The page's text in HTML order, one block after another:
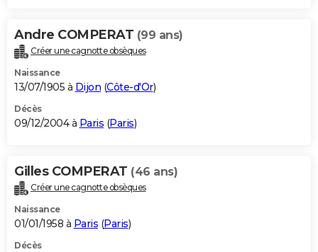
Andre COMPERAT (99 ans)
Créer une cagnotte obsèques
Naissance
13/07/1905 à Dijon (Côte-d'Or)
Décès
09/12/2004 à Paris (Paris)
Gilles COMPERAT (46 ans)
Créer une cagnotte obsèques
Naissance
01/01/1958 à Paris (Paris)
Décès